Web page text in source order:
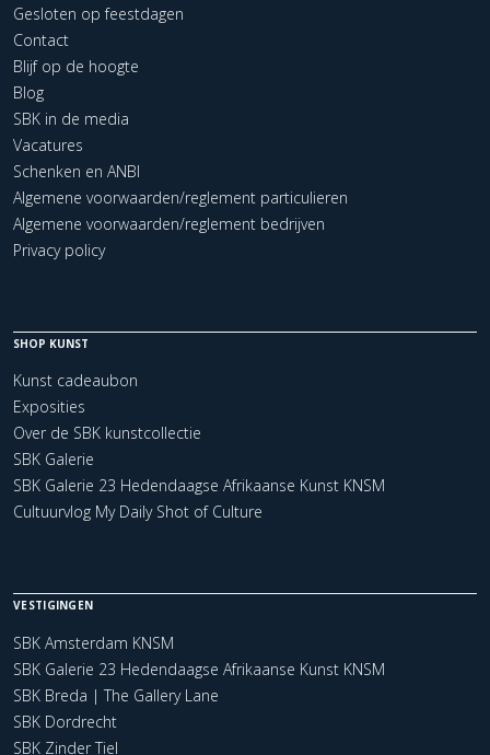
Gesloten op feestdagen
Contact
Blijf op de hoogte
Blog
SBK in de media
Vacatures
Schenken en ANBI
Algemene voorwaarden/reglement particulieren
Algemene voorwaarden/reglement bedrijven
Privacy policy
SHOP KUNST
Kunst cadeaubon
Exposities
Over de SBK kunstcollectie
SBK Galerie
SBK Galerie 23 Hedendaagse Afrikaanse Kunst KNSM
Cultuurvlog My Daily Shot of Culture
VESTIGINGEN
SBK Amsterdam KNSM
SBK Galerie 23 Hedendaagse Afrikaanse Kunst KNSM
SBK Breda | The Gallery Lane
SBK Dordrecht
SBK Zinder Tiel